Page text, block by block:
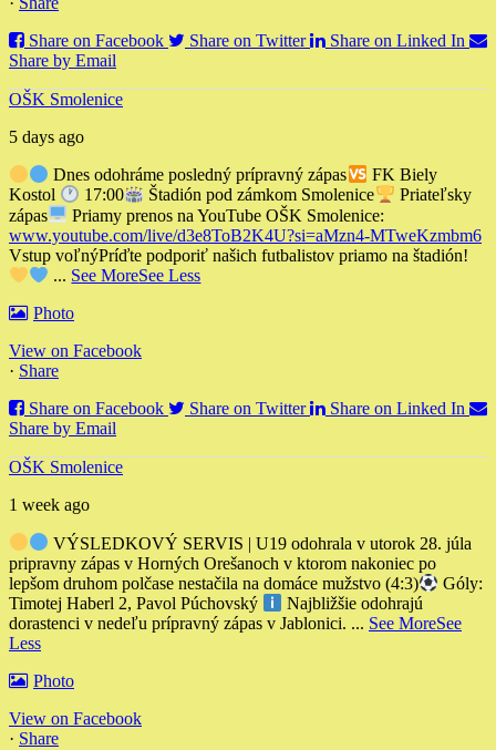
Share on Facebook
Share on Twitter
Share on Linked In
Share by Email
OŠK Smolenice
5 days ago
Dnes odohráme posledný prípravný zápas
FK Biely
Kostol
17:00 Štadión pod zámkom Smolenice
Priateľsky
zápas
Priamy prenos na YouTube OŠK Smolenice:
www.youtube.com/live/d3e8ToB2K4U?si=aMzn4-MTweKzmbm6
Vstup voľnýPríďte podporiť našich futbalistov priamo na štadión!
... See MoreSee Less
Photo
View on Facebook
· Share
Share on Facebook
Share on Twitter
Share on Linked In
Share by Email
OŠK Smolenice
1 week ago
VÝSLEDKOVÝ SERVIS | U19 odohrala v utorok 28. júla
pripravny zápas v Horných Orešanoch v ktorom nakoniec po
lepšom druhom polčase nestačila na domáce mužstvo (4:3)
Góly:
Timotej Haberl 2, Pavol Púchovský
Najbližšie odohrajú
dorastenci v nedeľu prípravný zápas v Jablonici. ... See MoreSee
Less
Photo
View on Facebook
· Share